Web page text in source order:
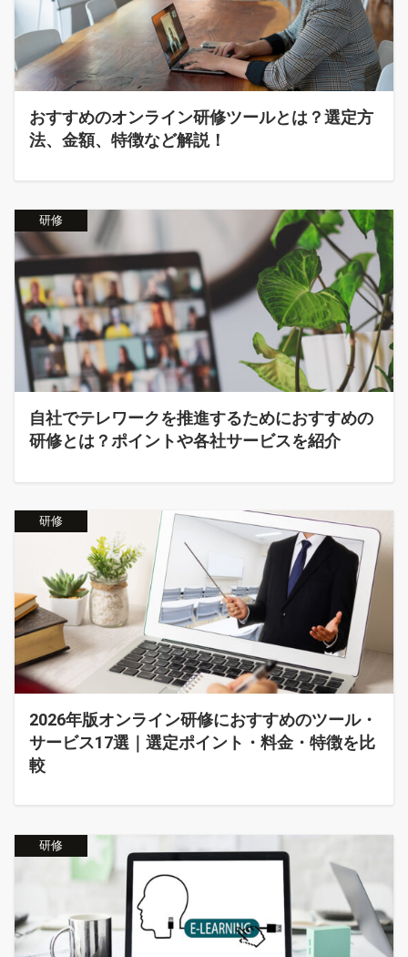
おすすめのオンライン研修ツールとは？選定方
法、金額、特徴など解説！
研修
自社でテレワークを推進するためにおすすめの
研修とは？ポイントや各社サービスを紹介
研修
2026年版オンライン研修におすすめのツール・
サービス17選｜選定ポイント・料金・特徴を比
較
研修